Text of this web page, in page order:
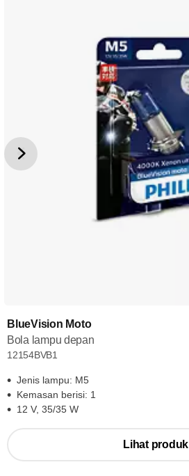
BlueVision Moto
Bola lampu depan
12154BVB1
Jenis lampu: M5
Kemasan berisi: 1
12 V, 35/35 W
Lihat produk